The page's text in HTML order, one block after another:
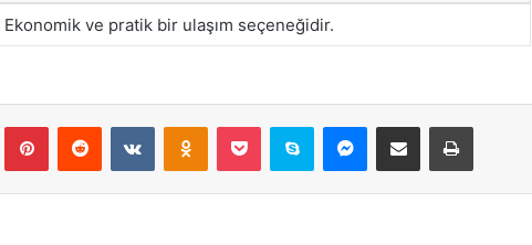
Ekonomik ve pratik bir ulaşım seçeneğidir.
PinterestReddit VKontakteOdnoklassniki
Pocket Skype Messenger
E-Posta ile paylaş Yazdır